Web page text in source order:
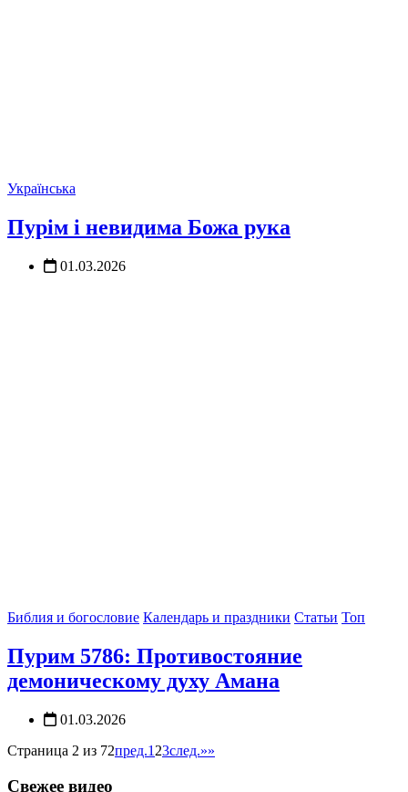
Українська
Пурім і невидима Божа рука
01.03.2026
Библия и богословие Календарь и праздники Статьи Топ
Пурим 5786: Противостояние
демоническому духу Амана
01.03.2026
Страница 2 из 72пред.1 23след.»»
Свежее видео